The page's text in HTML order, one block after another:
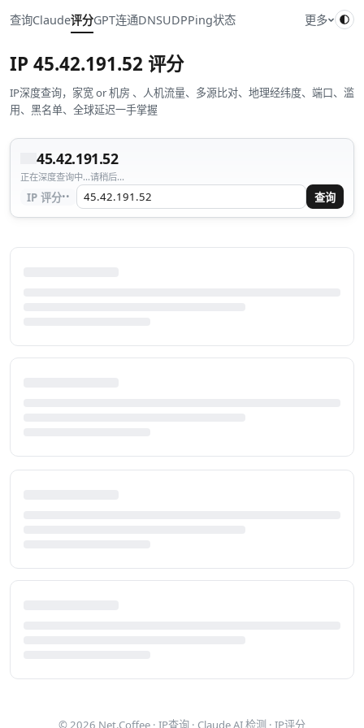
查询Claude评分GPT连通DNSUDPPing状态 更多
IP 45.42.191.52 评分
IP深度查询，家宽 or 机房 、人机流量、多源比对、地理经纬度、端口、滥
用、黑名单、全球延迟一手掌握
45.42.191.52
正在深度查询中...请稍后...
IP 评分·· 查询
© 2026 Net.Coffee · IP查询 · Claude AI 检测 · IP评分